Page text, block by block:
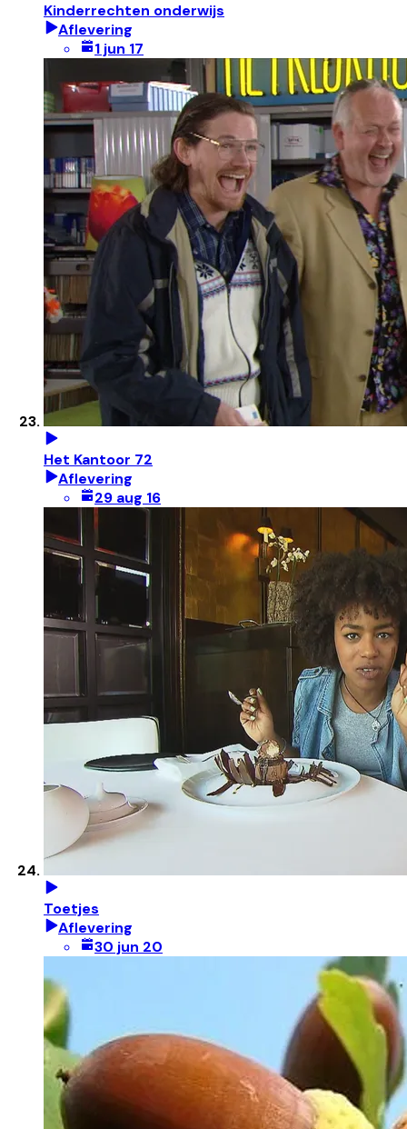
Kinderrechten onderwijs
Aflevering
1 jun 17
Het Kantoor 72
Aflevering
29 aug 16
Toetjes
Aflevering
30 jun 20